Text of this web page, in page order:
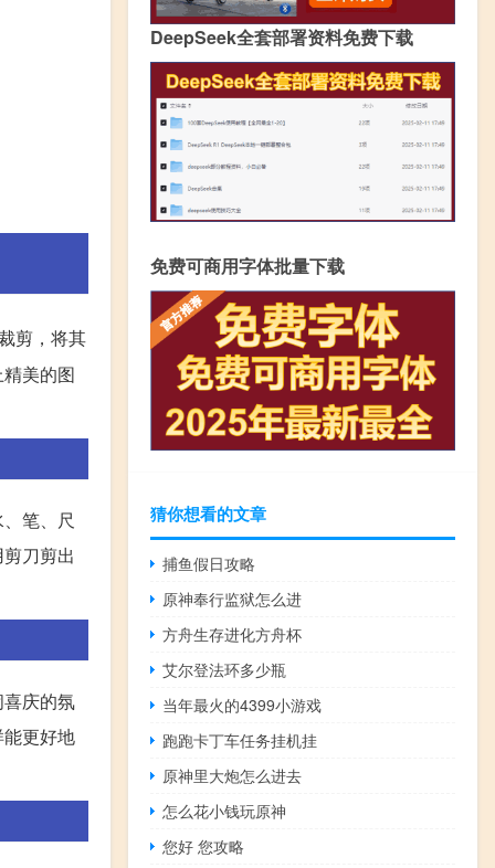
剪，将其
美的图
笔、尺
刀剪出
庆的氛
更好地
DeepSeek全套部署资料免费下载
免费可商用字体批量下载
猜你想看的文章
捕鱼假日攻略
原神奉行监狱怎么进
方舟生存进化方舟杯
艾尔登法环多少瓶
当年最火的4399小游戏
跑跑卡丁车任务挂机挂
原神里大炮怎么进去
怎么花小钱玩原神
您好 您攻略